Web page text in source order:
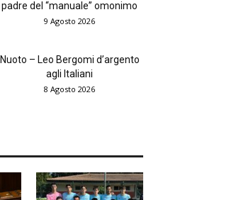
padre del “manuale” omonimo
9 Agosto 2026
Nuoto – Leo Bergomi d’argento
agli Italiani
8 Agosto 2026